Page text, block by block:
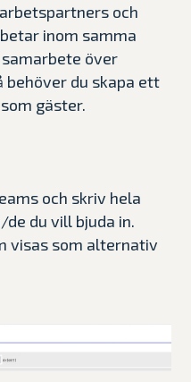
och
inom samma
över
behöver du skapa ett
gäster.
och skriv hela
du vill bjuda in.
visas som alternativ